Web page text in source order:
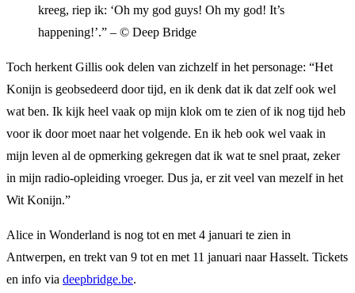
kreeg, riep ik: ‘Oh my god guys! Oh my god! It’s
happening!’.” – © Deep Bridge
Toch herkent Gillis ook delen van zichzelf in het personage: “Het
Konijn is geobsedeerd door tijd, en ik denk dat ik dat zelf ook wel
wat ben. Ik kijk heel vaak op mijn klok om te zien of ik nog tijd heb
voor ik door moet naar het volgende. En ik heb ook wel vaak in
mijn leven al de opmerking gekregen dat ik wat te snel praat, zeker
in mijn radio-opleiding vroeger. Dus ja, er zit veel van mezelf in het
Wit Konijn.”
Alice in Wonderland is nog tot en met 4 januari te zien in
Antwerpen, en trekt van 9 tot en met 11 januari naar Hasselt. Tickets
en info via deepbridge.be.